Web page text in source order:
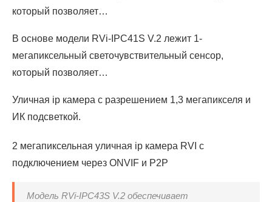
который позволяет…
В основе модели RVi-IPC41S V.2 лежит 1-
мегапиксельный светочувствительный сенсор,
который позволяет…
Уличная ip камера с разрешением 1,3 мегапикселя и
ИК подсветкой.
2 мегапиксельная уличная ip камера RVI с
подключением через ONVIF и P2P
Модель RVi-IPC43S V.2 обеспечивает